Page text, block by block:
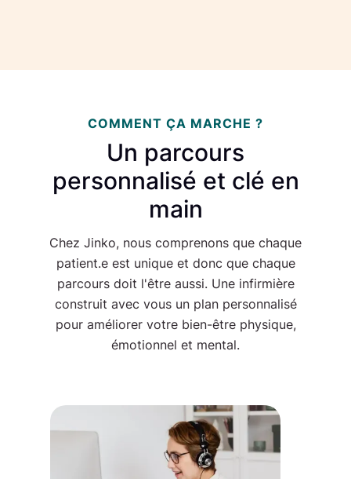
COMMENT ÇA MARCHE ?
Un parcours
personnalisé et clé en
main
Chez Jinko, nous comprenons que chaque
patient.e est unique et donc que chaque
parcours doit l'être aussi. Une infirmière
construit avec vous un plan personnalisé
pour améliorer votre bien-être physique,
émotionnel et mental.